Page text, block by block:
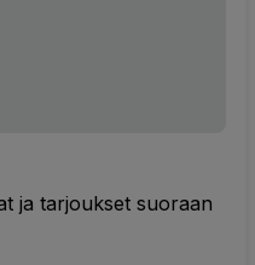
ja tarjoukset suoraan